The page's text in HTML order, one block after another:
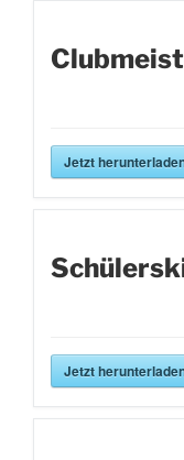
Jetzt
Jetzt